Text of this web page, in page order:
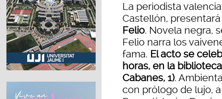
La periodista
Castellón,
Felio. Novela negra,
Felio narra los
fama. El acto se
horas, en la
Cabanes, 1).
con prólogo de lujo,